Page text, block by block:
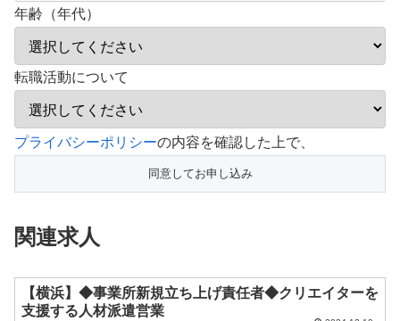
年齢（年代）
転職活動について
こ
フ
ー
は
プライバシーポリシーの内容を確認した上で、
関連求人
【横浜】◆事業所新規立ち上げ責任者◆クリエイターを
支援する人材派遣営業